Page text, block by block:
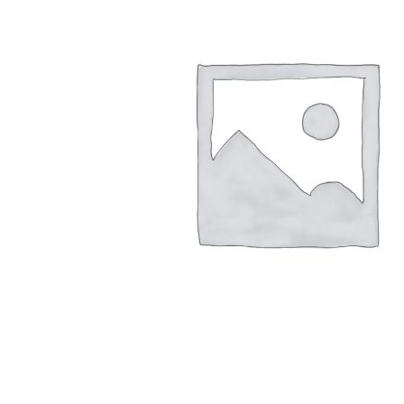
Arbres fruitiers
Plantes méditerranéennes et exotiques
Plantes
Plantes
Plantes
Plantes
Plantes